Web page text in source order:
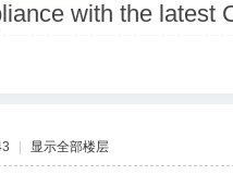
with the latest
显示全部楼层